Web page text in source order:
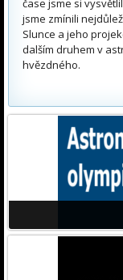
čase jsme si
jsme zmínili
Slunce a jeho
dalším druhem v
hvězdného.